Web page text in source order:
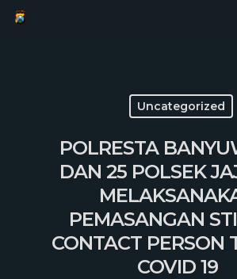
Skip
Uncategorized
POLRESTA
DAN 25 POLSEK
PEMASANGAN
CONTACT PERSON
COVID 19